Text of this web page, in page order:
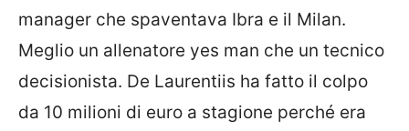
manager che spaventava Ibra e il Milan.
Meglio un allenatore yes man che un tecnico
decisionista. De Laurentiis ha fatto il colpo
da 10 milioni di euro a stagione perché era